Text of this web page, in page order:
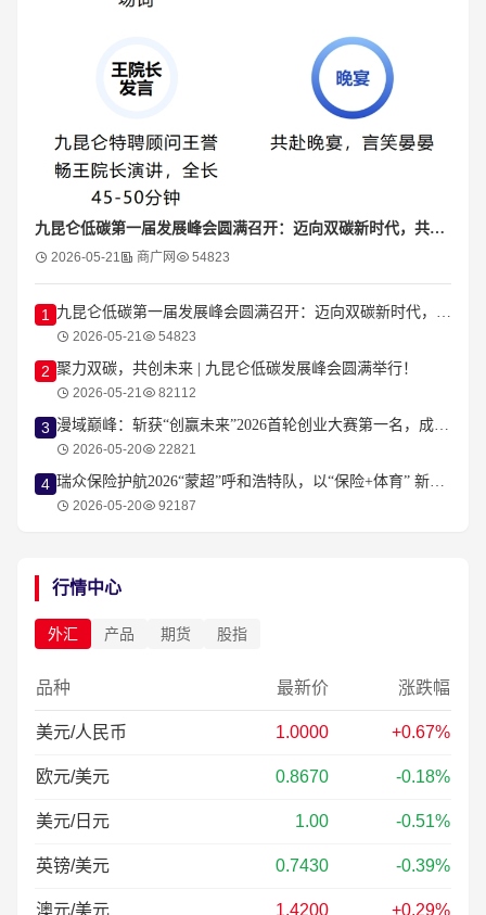
九昆仑低碳第一届发展峰会圆满召开：迈向双碳新时代，共创低碳新生态
2026-05-21 商广网 54823
1
2026-05-21 54823
2 聚力双碳，共创未来 | 九昆仑低碳发展峰会圆满举行！
2026-05-21 82112
3
2026-05-20 22821
4
2026-05-20 92187
行情中心
外汇 产品 期货 股指
品种 最新价 涨跌幅
美元/人民币 1.0000 +0.67%
欧元/美元 0.8670 -0.18%
美元/日元 1.00 -0.51%
英镑/美元 0.7430 -0.39%
澳元/美元 1.4200 +0.29%